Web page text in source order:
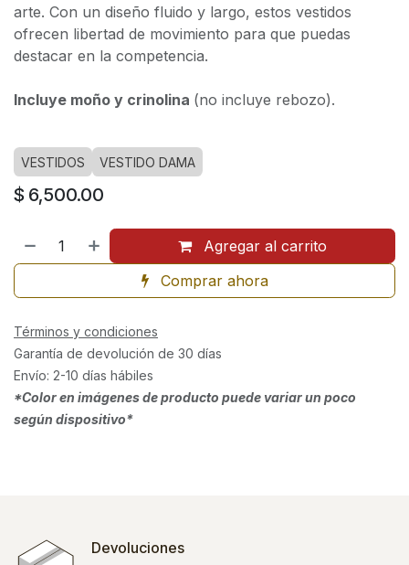
arte. Con un diseño fluido y largo, estos vestidos
ofrecen libertad de movimiento para que puedas
destacar en la competencia.
Incluye moño y crinolina (no incluye rebozo).
VESTIDOS VESTIDO DAMA
$ 6,500.00
Agregar al carrito
Comprar ahora
Términos y condiciones
Garantía de devolución de 30 días
Envío: 2-10 días hábiles
*Color en imágenes de producto puede variar un poco
según dispositivo*
Devoluciones